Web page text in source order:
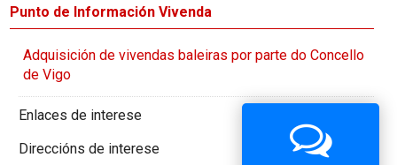
Punto de Información Vivenda
Adquisición de vivendas baleiras por parte do Concello
de Vigo
Enlaces de interese
Direccións de interese